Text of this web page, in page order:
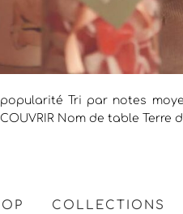
Tri par notes
Nom de table Terre
COLLECTIONS